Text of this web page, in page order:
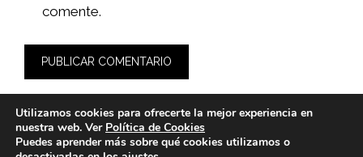
comente.
Utilizamos cookies para ofrecerte la mejor experiencia en
nuestra web. Ver Política de Cookies
Puedes aprender más sobre qué cookies utilizamos o